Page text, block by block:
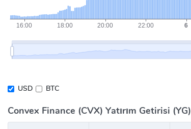
USD BTC
Convex Finance (CVX) Yatırım Getirisi (YG)